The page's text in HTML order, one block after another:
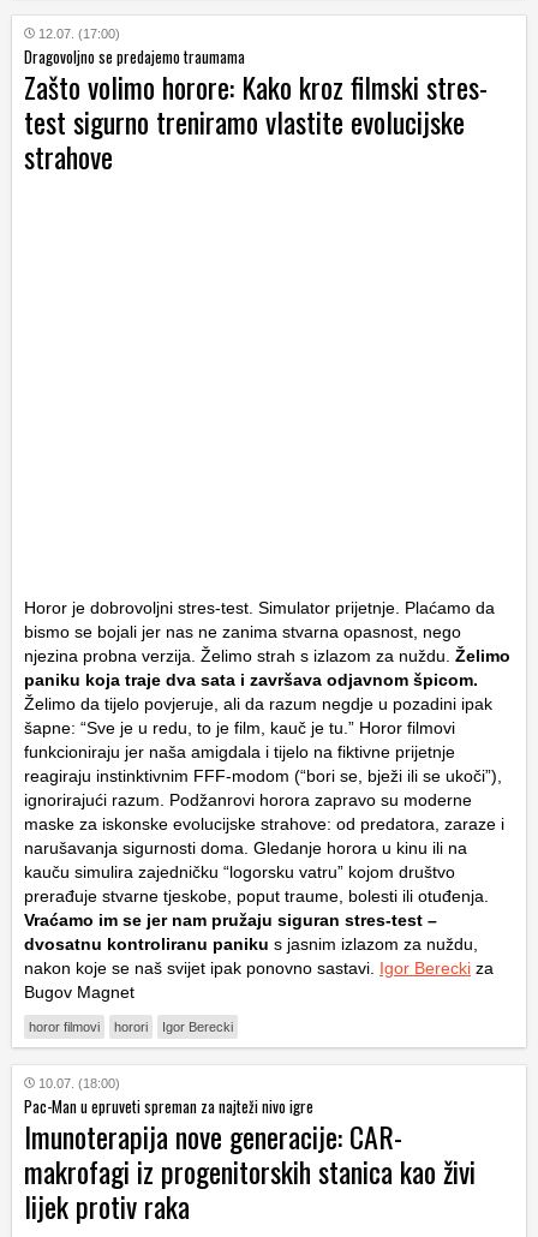
12.07. (17:00)
Dragovoljno se predajemo traumama
Zašto volimo horore: Kako kroz filmski stres-
test sigurno treniramo vlastite evolucijske
strahove
Horor je dobrovoljni stres-test. Simulator prijetnje. Plaćamo da
bismo se bojali jer nas ne zanima stvarna opasnost, nego
njezina probna verzija. Želimo strah s izlazom za nuždu. Želimo
paniku koja traje dva sata i završava odjavnom špicom.
Želimo da tijelo povjeruje, ali da razum negdje u pozadini ipak
šapne: “Sve je u redu, to je film, kauč je tu.” Horor filmovi
funkcioniraju jer naša amigdala i tijelo na fiktivne prijetnje
reagiraju instinktivnim FFF-modom (“bori se, bježi ili se ukoči”),
ignorirajući razum. Podžanrovi horora zapravo su moderne
maske za iskonske evolucijske strahove: od predatora, zaraze i
narušavanja sigurnosti doma. Gledanje horora u kinu ili na
kauču simulira zajedničku “logorsku vatru” kojom društvo
prerađuje stvarne tjeskobe, poput traume, bolesti ili otuđenja.
Vraćamo im se jer nam pružaju siguran stres-test –
dvosatnu kontroliranu paniku s jasnim izlazom za nuždu,
nakon koje se naš svijet ipak ponovno sastavi. Igor Berecki za
Bugov Magnet
horor filmovi horori Igor Berecki
10.07. (18:00)
Pac-Man u epruveti spreman za najteži nivo igre
Imunoterapija nove generacije: CAR-
makrofagi iz progenitorskih stanica kao živi
lijek protiv raka